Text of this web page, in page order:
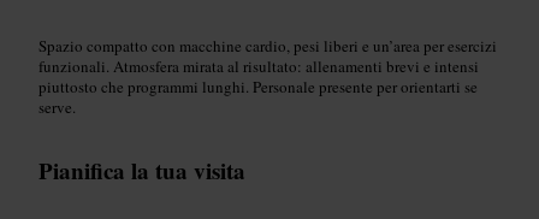
Spazio compatto con macchine cardio, pesi liberi e un’area per esercizi
funzionali. Atmosfera mirata al risultato: allenamenti brevi e intensi
piuttosto che programmi lunghi. Personale presente per orientarti se
serve.
Pianifica la tua visita